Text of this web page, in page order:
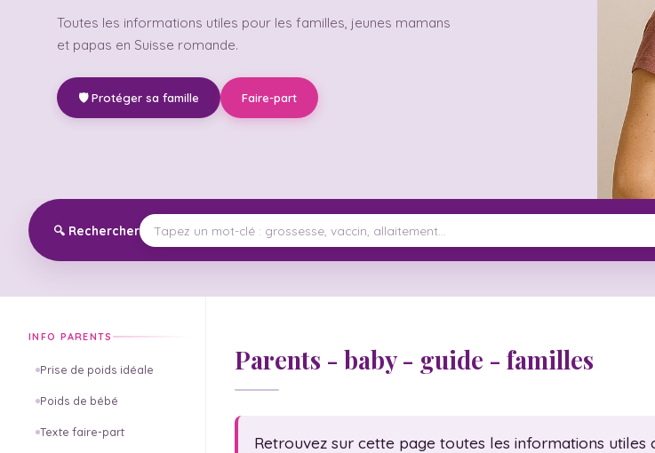
Toutes les informations utiles pour les familles, jeunes mamans
et papas en Suisse romande.
🛡️ Protéger sa famille Faire-part
🔍 Rechercher
INFO PARENTS
Prise de poids idéale
Poids de bébé
Texte faire-part
Parents - baby - guide - familles
Retrouvez sur cette page toutes les informations utiles